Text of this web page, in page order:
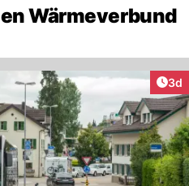
Wärmeverbund
3d